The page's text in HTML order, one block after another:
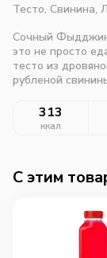
Тесто, Свинина,
Сочный Фыдджин
это не просто
тесто из
рубленой
313
ккал
C этим